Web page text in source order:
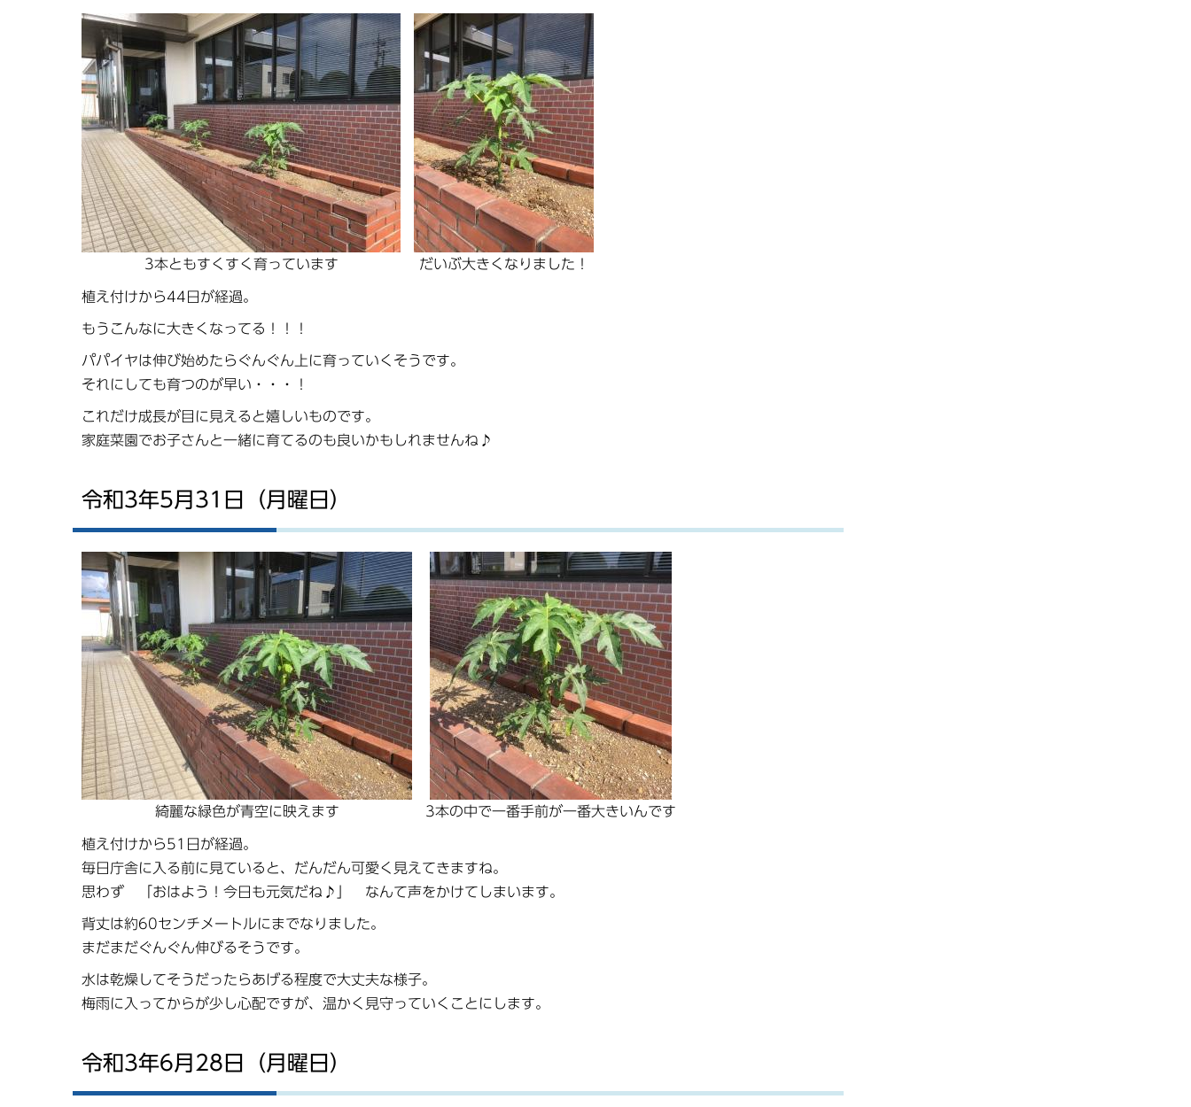
3本ともすくすく育っています だいぶ大きくなりました！
植え付けから44日が経過。
もうこんなに大きくなってる！！！
パパイヤは伸び始めたらぐんぐん上に育っていくそうです。
それにしても育つのが早い・・・！
これだけ成長が目に見えると嬉しいものです。
家庭菜園でお子さんと一緒に育てるのも良いかもしれませんね♪
令和3年5月31日（月曜日）
綺麗な緑色が青空に映えます 3本の中で一番手前が一番大きいんです
植え付けから51日が経過。
毎日庁舎に入る前に見ていると、だんだん可愛く見えてきますね。
思わず 「おはよう！今日も元気だね♪」 なんて声をかけてしまいます。
背丈は約60センチメートルにまでなりました。
まだまだぐんぐん伸びるそうです。
水は乾燥してそうだったらあげる程度で大丈夫な様子。
梅雨に入ってからが少し心配ですが、温かく見守っていくことにします。
令和3年6月28日（月曜日）